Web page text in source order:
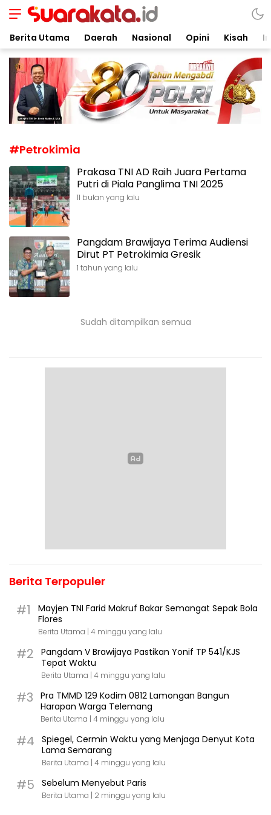
Suarakata.id
Kata Bicara Suara Bergerak
Berita Utama Daerah Nasional Opini Kisah
#Petrokimia
Prakasa TNI AD Raih Juara Pertama
Putri di Piala Panglima TNI 2025
11 bulan yang lalu
Pangdam Brawijaya Terima Audiensi
Dirut PT Petrokimia Gresik
1 tahun yang lalu
Sudah ditampilkan semua
Berita Terpopuler
#1
Mayjen TNI Farid Makruf Bakar Semangat Sepak Bola
Flores
Berita Utama | 4 minggu yang lalu
#2
Pangdam V Brawijaya Pastikan Yonif TP 541/KJS
Tepat Waktu
Berita Utama | 4 minggu yang lalu
#3
Pra TMMD 129 Kodim 0812 Lamongan Bangun
Harapan Warga Telemang
Berita Utama | 4 minggu yang lalu
#4
Spiegel, Cermin Waktu yang Menjaga Denyut Kota
Lama Semarang
Berita Utama | 4 minggu yang lalu
#5 Sebelum Menyebut Paris
Berita Utama | 2 minggu yang lalu